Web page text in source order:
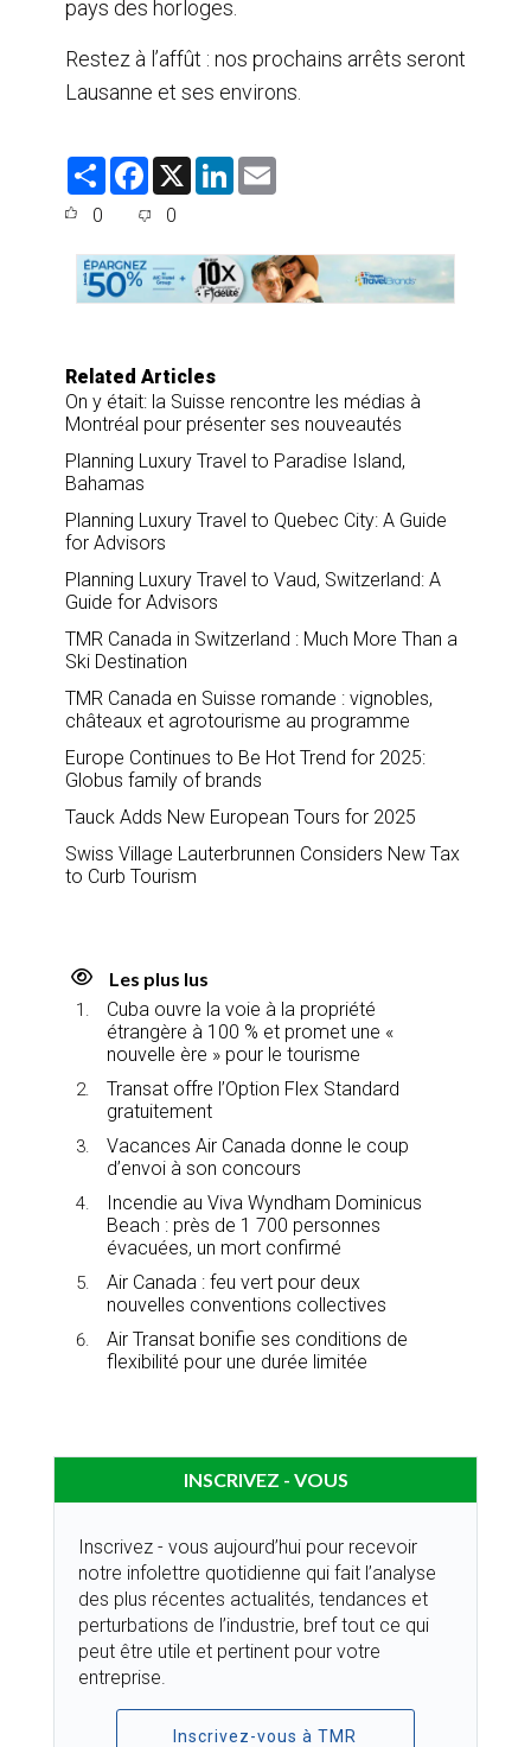
pays des horloges.
Restez à l’affût : nos prochains arrêts seront
Lausanne et ses environs.
S
F
e
o
o
k
X
L
d
I
n
0 0
Related Articles
On y était: la Suisse rencontre les médias à
Montréal pour présenter ses nouveautés
Planning Luxury Travel to Paradise Island,
Bahamas
Planning Luxury Travel to Quebec City: A Guide
for Advisors
Planning Luxury Travel to Vaud, Switzerland: A
Guide for Advisors
TMR Canada in Switzerland : Much More Than a
Ski Destination
TMR Canada en Suisse romande : vignobles,
châteaux et agrotourisme au programme
Europe Continues to Be Hot Trend for 2025:
Globus family of brands
Tauck Adds New European Tours for 2025
Swiss Village Lauterbrunnen Considers New Tax
to Curb Tourism
Les plus lus
Cuba ouvre la voie à la propriété
étrangère à 100 % et promet une «
nouvelle ère » pour le tourisme
Transat offre l’Option Flex Standard
gratuitement
Vacances Air Canada donne le coup
d’envoi à son concours
Incendie au Viva Wyndham Dominicus
Beach : près de 1 700 personnes
évacuées, un mort confirmé
Air Canada : feu vert pour deux
nouvelles conventions collectives
Air Transat bonifie ses conditions de
flexibilité pour une durée limitée
INSCRIVEZ - VOUS
Inscrivez - vous aujourd’hui pour recevoir
notre infolettre quotidienne qui fait l’analyse
des plus récentes actualités, tendances et
perturbations de l’industrie, bref tout ce qui
peut être utile et pertinent pour votre
entreprise.
Inscrivez-vous à TMR